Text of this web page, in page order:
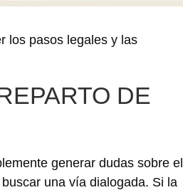
los pasos legales y las
DE
generar dudas sobre el
una vía dialogada. Si la